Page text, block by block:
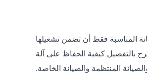
المناسبة فقط أن تضمن تشغيلها
بالتفصيل كيفية الحفاظ على آلة
المنتظمة والصيانة الخاصة.